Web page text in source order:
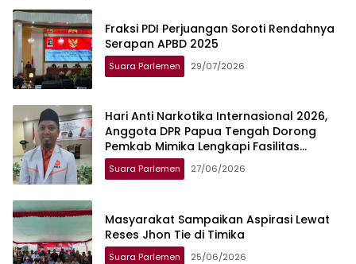
Fraksi PDI Perjuangan Soroti Rendahnya
Serapan APBD 2025
Suara Parlemen 29/07/2026
Hari Anti Narkotika Internasional 2026,
Anggota DPR Papua Tengah Dorong
Pemkab Mimika Lengkapi Fasilitas
Olahraga Untuk Pemuda
Suara Parlemen 27/06/2026
Masyarakat Sampaikan Aspirasi Lewat
Reses Jhon Tie di Timika
Suara Parlemen 25/06/2026